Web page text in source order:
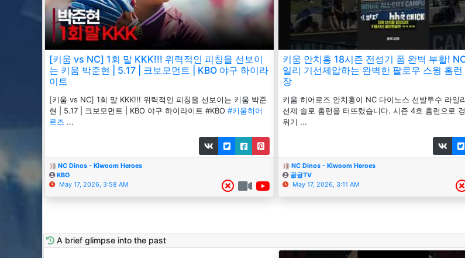
[키움 vs NC] 1회 말 KKK!!! 위력적인 피칭을 선보이
는 키움 박준현 | 5.17 | 크보모먼트 | KBO 야구 하이라
이트
[키움 vs NC] 1회 말 KKK!!! 위력적인 피칭을 선보이는 키움 박준
현 | 5.17 | 크보모먼트 | KBO 야구 하이라이트 #KBO #키움히어
로즈 ...
NC Dinos - Kiwoom Heroes
KBO
May 17, 2026, 3:58 AM
키움 안치홍 18시즌 전성기 폼 완벽 부활!
일리 기선제압하는 완벽한 팔로우 스윙 홈런
장
키움 히어로즈 안치홍이 NC 다이노스 선발투수 라일
선제 솔로 홈런을 터뜨렸습니다. 시즌 4호 홈런으로
위기 ...
NC Dinos - Kiwoom Heroes
골글TV
May 17, 2026, 3:11 AM
A brief glimpse into the past